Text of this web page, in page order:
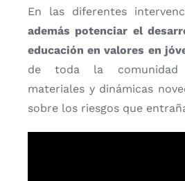
En las diferentes
además potenciar el
educación en valores en
de toda la comunidad
materiales y dinámicas
sobre los riesgos que